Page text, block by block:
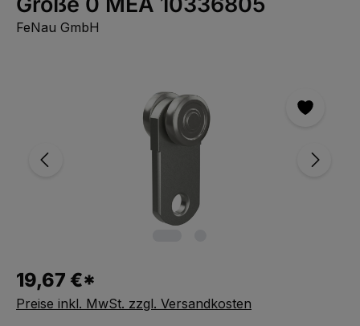
FeNau GmbH
19,67 €*
Preise inkl. MwSt. zzgl. Versandkosten